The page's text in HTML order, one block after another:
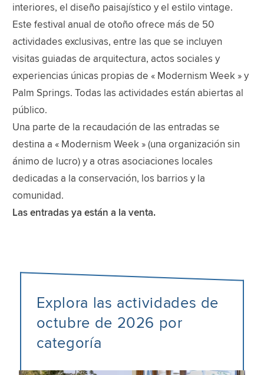
interiores, el diseño paisajístico y el estilo vintage.
Este festival anual de otoño ofrece más de 50
actividades exclusivas, entre las que se incluyen
visitas guiadas de arquitectura, actos sociales y
experiencias únicas propias de « Modernism Week » y
Palm Springs. Todas las actividades están abiertas al
público.
Una parte de la recaudación de las entradas se
destina a « Modernism Week » (una organización sin
ánimo de lucro) y a otras asociaciones locales
dedicadas a la conservación, los barrios y la
comunidad.
Las entradas ya están a la venta.
Explora las actividades de
octubre de 2026 por
categoría